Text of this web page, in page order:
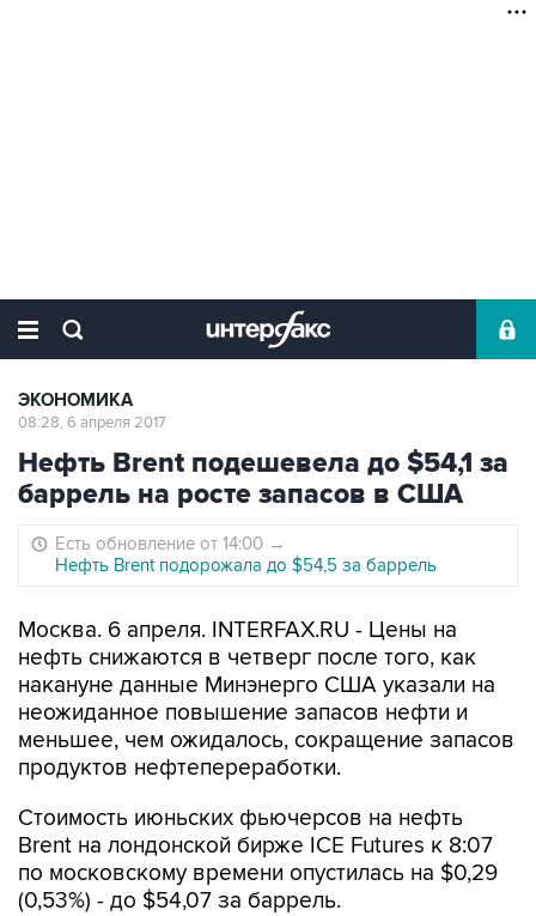
ЭКОНОМИКА
08:28, 6 апреля 2017
Нефть Brent подешевела до $54,1 за
баррель на росте запасов в США
Есть обновление от 14:00 →
Нефть Brent подорожала до $54,5 за баррель
Москва. 6 апреля. INTERFAX.RU - Цены на
нефть снижаются в четверг после того, как
накануне данные Минэнерго США указали на
неожиданное повышение запасов нефти и
меньшее, чем ожидалось, сокращение запасов
продуктов нефтепереработки.
Стоимость июньских фьючерсов на нефть
Brent на лондонской бирже ICE Futures к 8:07
по московскому времени опустилась на $0,29
(0,53%) - до $54,07 за баррель.